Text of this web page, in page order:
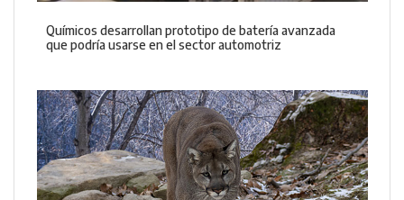
Químicos desarrollan prototipo de batería avanzada
que podría usarse en el sector automotriz